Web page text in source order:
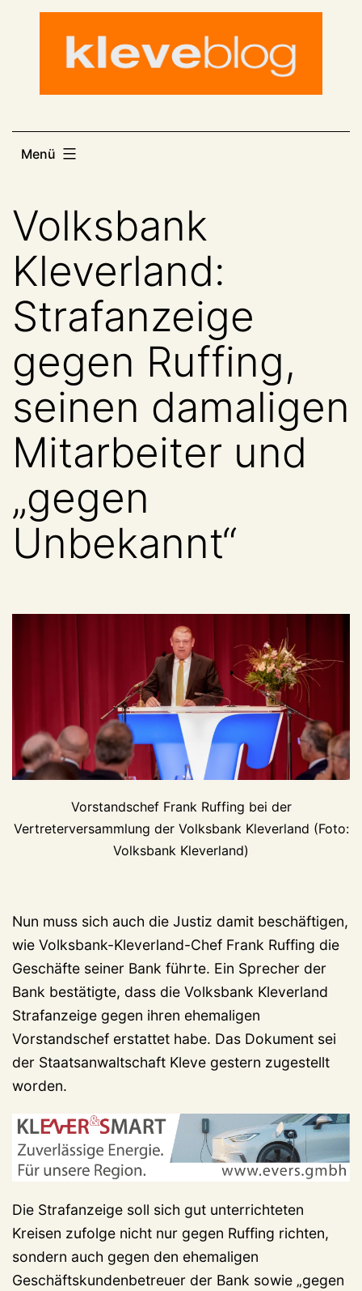
Menü
Volksbank
Kleverland:
Strafanzeige
gegen Ruffing,
seinen damaligen
Mitarbeiter und
„gegen
Unbekannt“
Vorstandschef Frank Ruffing bei der
Vertreterversammlung der Volksbank Kleverland (Foto:
Volksbank Kleverland)
Nun muss sich auch die Justiz damit beschäftigen,
wie Volksbank-Kleverland-Chef Frank Ruffing die
Geschäfte seiner Bank führte. Ein Sprecher der
Bank bestätigte, dass die Volksbank Kleverland
Strafanzeige gegen ihren ehemaligen
Vorstandschef erstattet habe. Das Dokument sei
der Staatsanwaltschaft Kleve gestern zugestellt
worden.
Die Strafanzeige soll sich gut unterrichteten
Kreisen zufolge nicht nur gegen Ruffing richten,
sondern auch gegen den ehemaligen
Geschäftskundenbetreuer der Bank sowie „gegen